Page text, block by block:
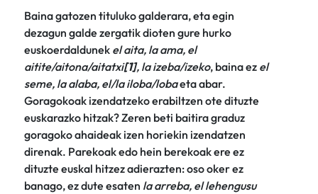
Baina gatozen tituluko galderara, eta egin
dezagun galde zergatik dioten gure hurko
euskoerdaldunek el aita, la ama, el
aitite/aitona/aitatxi[1], la izeba/izeko, baina ez el
seme, la alaba, el/la iloba/lobaeta abar.
Goragokoak izendatzeko erabiltzen ote dituzte
euskarazko hitzak? Zeren beti baitira graduz
goragoko ahaideak izen horiekin izendatzen
direnak. Parekoak edo hein berekoak ere ez
dituzte euskal hitzez adierazten: oso oker ez
banago, ez dute esaten la arreba, el lehengusu